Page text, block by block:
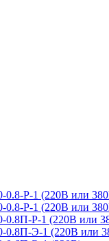
0.8-Р-1 (220В или
0.8-Р-1 (220В или
0.8П-Р-1 (220В или
0.8П-Э-1 (220В или